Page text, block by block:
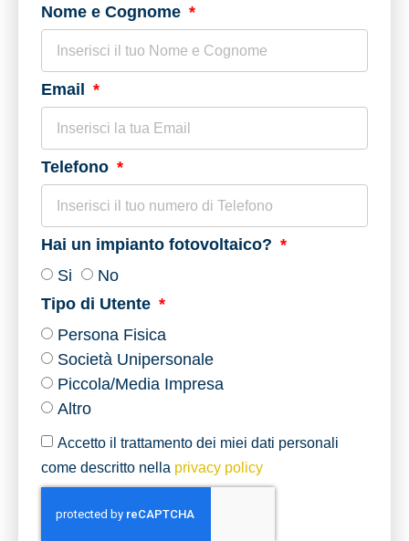
Nome e Cognome
Email
Telefono
Hai un impianto fotovoltaico?
Si
No
Tipo di Utente
Persona Fisica
Società Unipersonale
Piccola/Media Impresa
Altro
Accetto il trattamento dei miei dati personali
come descritto nella privacy policy